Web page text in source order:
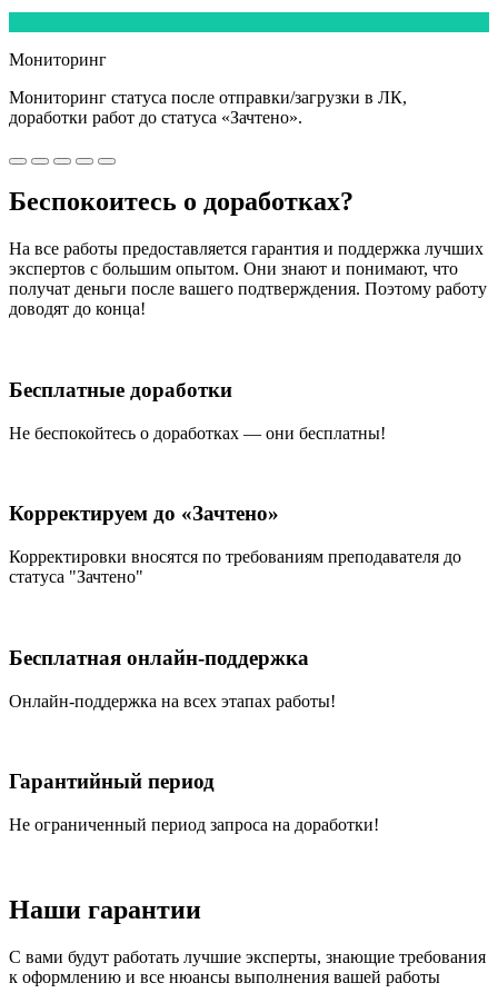
Мониторинг
Мониторинг статуса после отправки/загрузки в ЛК,
доработки работ до статуса «Зачтено».
Беспокоитесь о доработках?
На все работы предоставляется гарантия и поддержка лучших
экспертов с большим опытом. Они знают и понимают, что
получат деньги после вашего подтверждения. Поэтому работу
доводят до конца!
Бесплатные доработки
Не беспокойтесь о доработках — они бесплатны!
Корректируем до «Зачтено»
Корректировки вносятся по требованиям преподавателя до
статуса "Зачтено"
Бесплатная онлайн-поддержка
Онлайн-поддержка на всех этапах работы!
Гарантийный период
Не ограниченный период запроса на доработки!
Наши гарантии
С вами будут работать лучшие эксперты, знающие требования
к оформлению и все нюансы выполнения вашей работы